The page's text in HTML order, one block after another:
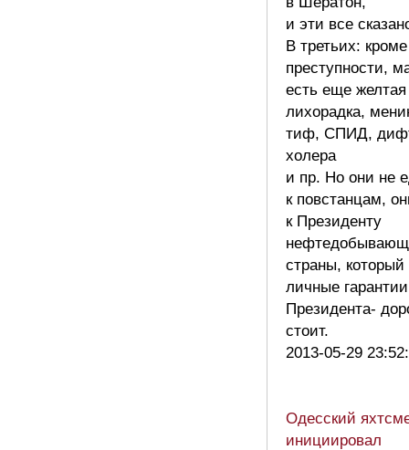
и эти все
В третьих: кроме
преступности,
есть еще желтая
лихорадка,
тиф, СПИД,
холера
и пр. Но они не
к повстанцам,
к Президенту
страны, который
личные
Президента-
стоит.
2013-05-29
Одесский
инициировал